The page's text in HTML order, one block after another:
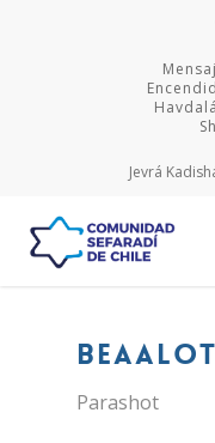
Jevrá
Hit enter to
Parashot